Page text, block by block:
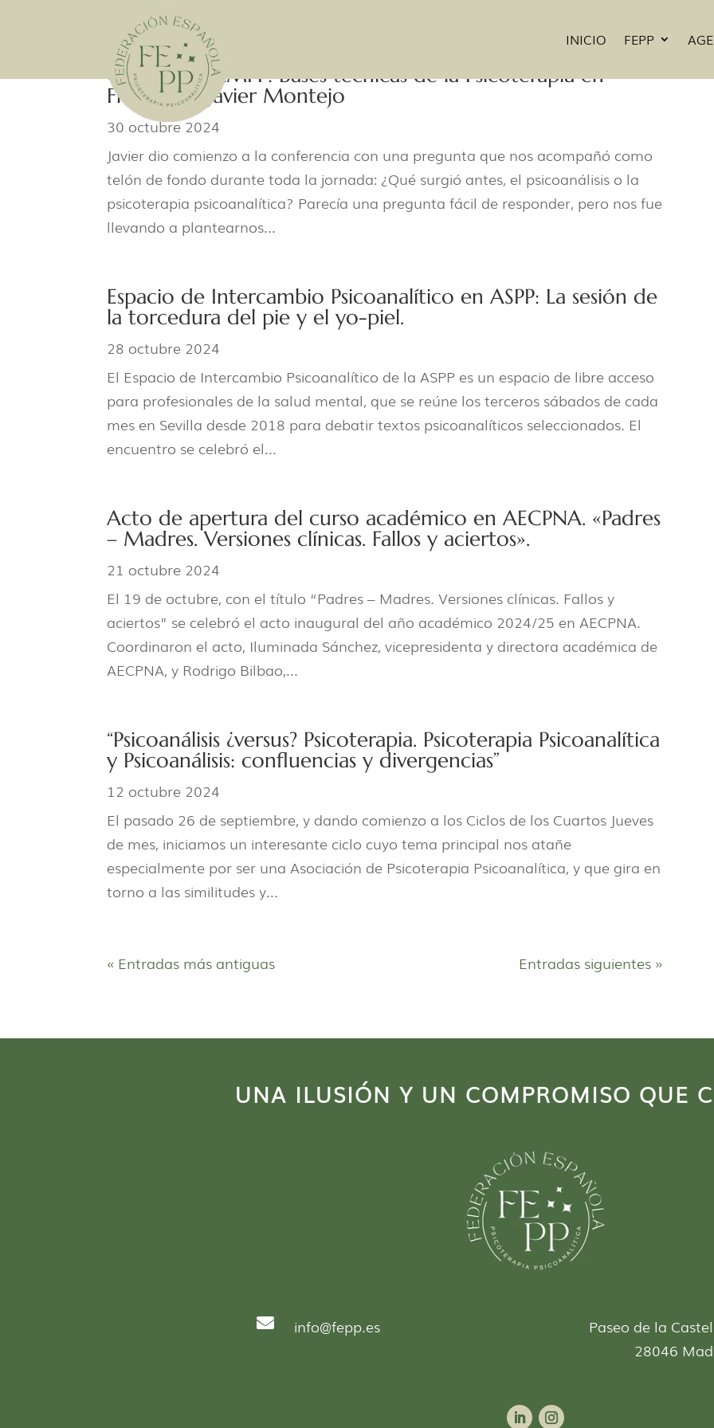
INICIO FEPP
Ciclo de la AMPP: Bases técnicas de la Psicoterapia en
Freud con Javier Montejo
30 octubre 2024
Javier dio comienzo a la conferencia con una pregunta que nos acompañó como
telón de fondo durante toda la jornada: ¿Qué surgió antes, el psicoanálisis o la
psicoterapia psicoanalítica? Parecía una pregunta fácil de responder, pero nos fue
llevando a plantearnos...
Espacio de Intercambio Psicoanalítico en ASPP: La sesión de
la torcedura del pie y el yo-piel.
28 octubre 2024
El Espacio de Intercambio Psicoanalítico de la ASPP es un espacio de libre acceso
para profesionales de la salud mental, que se reúne los terceros sábados de cada
mes en Sevilla desde 2018 para debatir textos psicoanalíticos seleccionados. El
encuentro se celebró el...
Acto de apertura del curso académico en AECPNA. «Padres
– Madres. Versiones clínicas. Fallos y aciertos».
21 octubre 2024
El 19 de octubre, con el título “Padres – Madres. Versiones clínicas. Fallos y
aciertos” se celebró el acto inaugural del año académico 2024/25 en AECPNA.
Coordinaron el acto, Iluminada Sánchez, vicepresidenta y directora académica de
AECPNA, y Rodrigo Bilbao,...
“Psicoanálisis ¿versus? Psicoterapia. Psicoterapia Psicoanalítica
y Psicoanálisis: confluencias y divergencias”
12 octubre 2024
El pasado 26 de septiembre, y dando comienzo a los Ciclos de los Cuartos Jueves
de mes, iniciamos un interesante ciclo cuyo tema principal nos atañe
especialmente por ser una Asociación de Psicoterapia Psicoanalítica, y que gira en
torno a las similitudes y...
« Entradas más antiguas Entradas siguientes »
UNA ILUSIÓN Y UN COMPROMISO QUE
 info@fepp.es
Paseo de la
28046